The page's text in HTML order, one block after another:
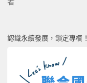
者
認識永續發展，鎖定專欄！